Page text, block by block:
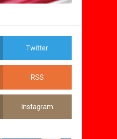
Twitter
RSS
Instagram